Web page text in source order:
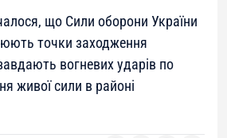
що Сили оборони України
точки заходження
вогневих ударів по
живої сили в районі